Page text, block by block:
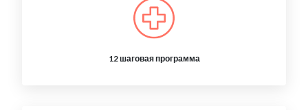
12 шаговая программа